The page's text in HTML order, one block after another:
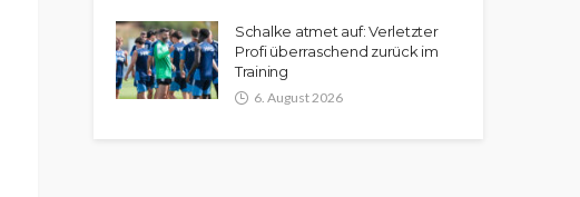
Schalke atmet auf: Verletzter
Profi überraschend zurück im
Training
6. August 2026